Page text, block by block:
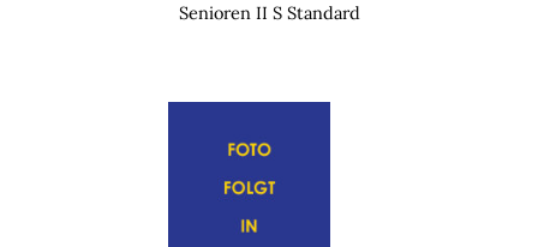
Senioren II S Standard